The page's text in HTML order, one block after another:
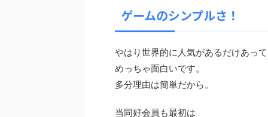
ゲームのシンプルさ！
やはり世界的に人気があるだけあって
めっちゃ面白いです。
多分理由は簡単だから。
当同好会員も最初は